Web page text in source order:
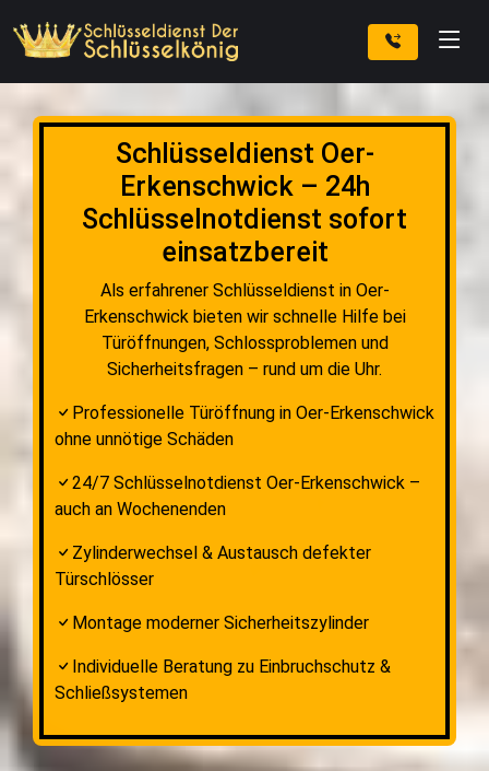
Schlüsseldienst Oer-
Erkenschwick – 24h
Schlüsselnotdienst sofort
einsatzbereit
Als erfahrener Schlüsseldienst in Oer-
Erkenschwick bieten wir schnelle Hilfe bei
Türöffnungen, Schlossproblemen und
Sicherheitsfragen – rund um die Uhr.
Professionelle Türöffnung in Oer-Erkenschwick
ohne unnötige Schäden
24/7 Schlüsselnotdienst Oer-Erkenschwick –
auch an Wochenenden
Zylinderwechsel & Austausch defekter
Türschlösser
Montage moderner Sicherheitszylinder
Individuelle Beratung zu Einbruchschutz &
Schließsystemen